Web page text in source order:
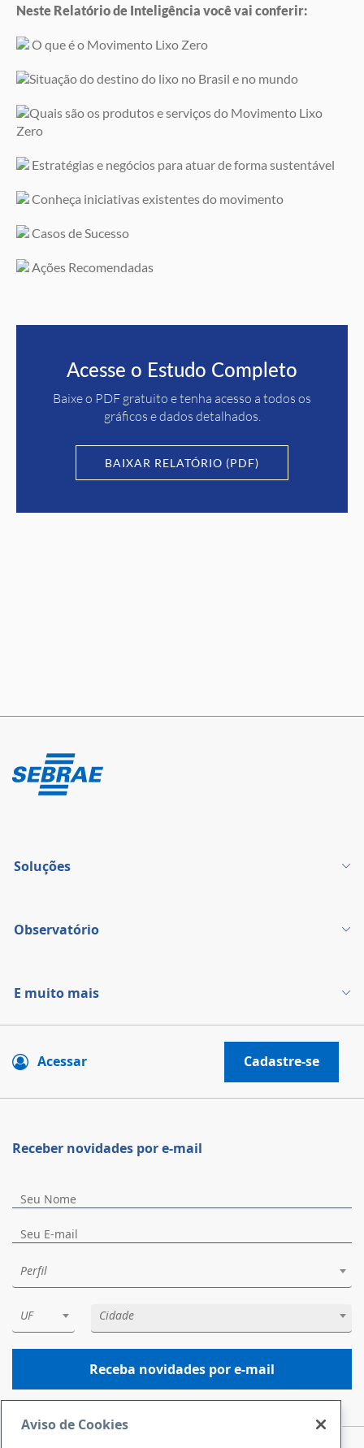
Neste Relatório de Inteligência você vai conferir:
O que é o Movimento Lixo Zero
Situação do destino do lixo no Brasil e no mundo
Quais são os produtos e serviços do Movimento Lixo
Zero
Estratégias e negócios para atuar de forma sustentável
Conheça iniciativas existentes do movimento
Casos de Sucesso
Ações Recomendadas
Acesse o Estudo Completo
Baixe o PDF gratuito e tenha acesso a todos os
gráficos e dados detalhados.
BAIXAR RELATÓRIO (PDF)
Soluções
Observatório
E muito mais
Acessar Cadastre-se
Receber novidades por e-mail
Perfil
UF Cidade
Receba novidades por e-mail
Aviso de Cookies